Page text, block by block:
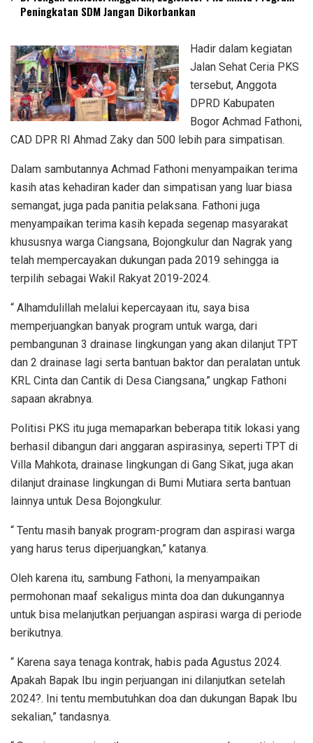
Peningkatan SDM Jangan Dikorbankan
Hadir dalam kegiatan
Jalan Sehat Ceria PKS
tersebut, Anggota
DPRD Kabupaten
Bogor Achmad Fathoni,
CAD DPR RI Ahmad Zaky dan 500 lebih para simpatisan.
Dalam sambutannya Achmad Fathoni menyampaikan terima
kasih atas kehadiran kader dan simpatisan yang luar biasa
semangat, juga pada panitia pelaksana. Fathoni juga
menyampaikan terima kasih kepada segenap masyarakat
khususnya warga Ciangsana, Bojongkulur dan Nagrak yang
telah mempercayakan dukungan pada 2019 sehingga ia
terpilih sebagai Wakil Rakyat 2019-2024.
“ Alhamdulillah melalui kepercayaan itu, saya bisa
memperjuangkan banyak program untuk warga, dari
pembangunan 3 drainase lingkungan yang akan dilanjut TPT
dan 2 drainase lagi serta bantuan baktor dan peralatan untuk
KRL Cinta dan Cantik di Desa Ciangsana,” ungkap Fathoni
sapaan akrabnya.
Politisi PKS itu juga memaparkan beberapa titik lokasi yang
berhasil dibangun dari anggaran aspirasinya, seperti TPT di
Villa Mahkota, drainase lingkungan di Gang Sikat, juga akan
dilanjut drainase lingkungan di Bumi Mutiara serta bantuan
lainnya untuk Desa Bojongkulur.
“ Tentu masih banyak program-program dan aspirasi warga
yang harus terus diperjuangkan,” katanya.
Oleh karena itu, sambung Fathoni, Ia menyampaikan
permohonan maaf sekaligus minta doa dan dukungannya
untuk bisa melanjutkan perjuangan aspirasi warga di periode
berikutnya.
“ Karena saya tenaga kontrak, habis pada Agustus 2024.
Apakah Bapak Ibu ingin perjuangan ini dilanjutkan setelah
2024?. Ini tentu membutuhkan doa dan dukungan Bapak Ibu
sekalian,” tandasnya.